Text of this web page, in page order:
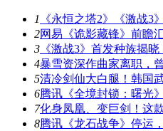
1
《永恒之塔2》《激战3
2网易《诡影藏锋》前瞻
3 《激战3》首发种族揭
4暴雪资深作曲家离职，
5清冷剑仙大白腿！韩国
6腾讯《全境封锁：曙光
7化身凤凰、变巨剑！这
8腾讯《龙石战争》停运